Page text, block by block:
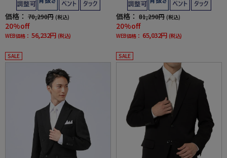
価格： 70,290円 (税込)
20%off
WEB価格： 56,232円 (税込)
価格： 81,290円 (税込)
20%off
WEB価格： 65,032円 (税込)
SALE SALE